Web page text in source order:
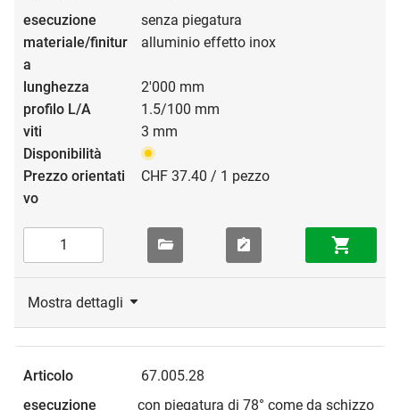
senza piegatura
alluminio effetto inox
2'000 mm
1.5/100 mm
3 mm
CHF 37.40 / 1 pezzo
Mostra dettagli
67.005.28
con piegatura di 78° come da schizzo